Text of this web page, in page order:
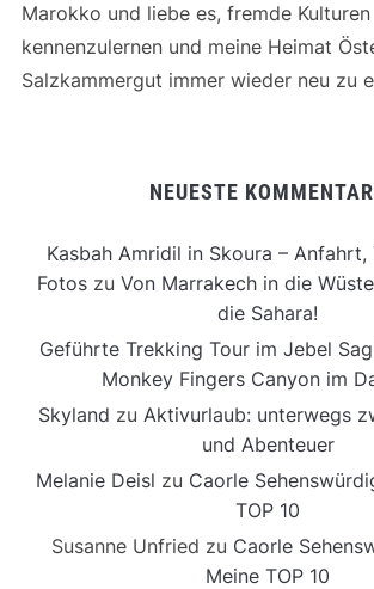
Marokko und liebe es, fremde Kulturen
kennenzulernen und meine Heimat
Salzkammergut immer wieder neu zu
NEUESTE
Kasbah Amridil in Skoura –
Fotoszu Von Marrakech in die
die Sahara!
Geführte Trekking Tour im Jebel
Monkey Fingers Canyon im
Skyland zu Aktivurlaub: unterwegs
und Abenteuer
Melanie Deisl zu Caorle
TOP 10
Susanne Unfried zu Caorle
Meine TOP 10